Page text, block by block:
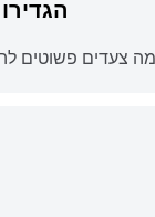
צעדים פשוטים